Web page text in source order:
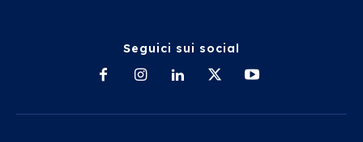
Seguici sui social